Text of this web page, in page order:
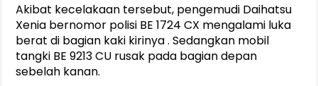
Akibat kecelakaan tersebut, pengemudi Daihatsu
Xenia bernomor polisi BE 1724 CX mengalami luka
berat di bagian kaki kirinya . Sedangkan mobil
tangki BE 9213 CU rusak pada bagian depan
sebelah kanan.